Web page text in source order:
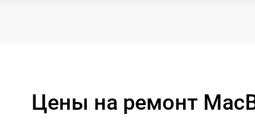
Цены на ремонт